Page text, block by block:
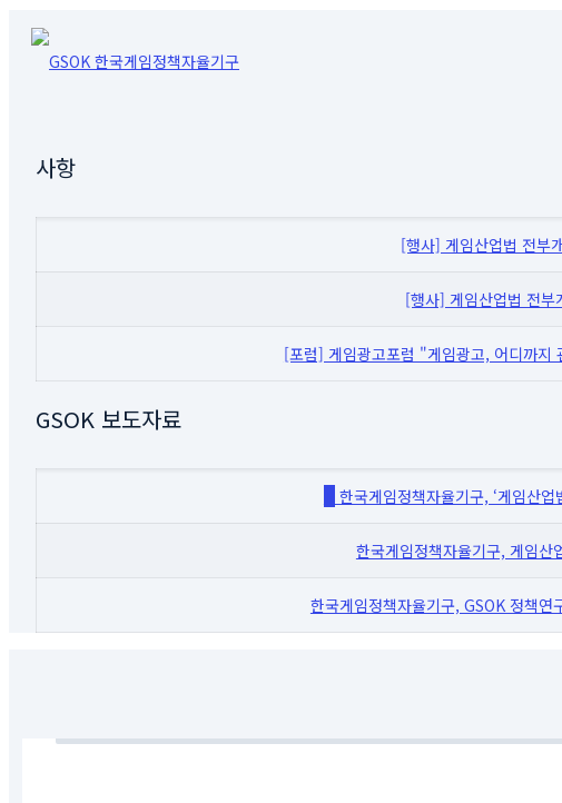
사항
[행사] 게임산업법 전부
[행사] 게임산업법 전부
[포럼] 게임광고포럼 "게임광고, 어디까지
GSOK 보도자료
한국게임정책자율기구, ‘게임산
한국게임정책자율기구, 게임산
한국게임정책자율기구, GSOK 정책연